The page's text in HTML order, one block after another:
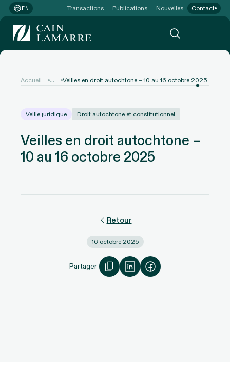
EN Transactions Publications Nouvelles Contact
Accueil ... Veilles en droit autochtone – 10 au 16 octobre 2025
Veille juridique Droit autochtone et constitutionnel
Veilles en droit autochtone –
10 au 16 octobre 2025
Retour
16 octobre 2025
Partager